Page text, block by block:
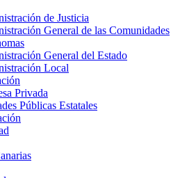
de Justicia
General de las Comunidades
General del Estado
Local
Privada
Públicas Estatales